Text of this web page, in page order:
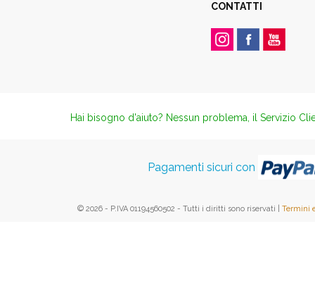
CONTATTI
Hai bisogno d'aiuto? Nessun problema, il Servizio
Pagamenti sicuri con
© 2026 - P.IVA 01194560502 - Tutti i diritti sono riservati | Termini